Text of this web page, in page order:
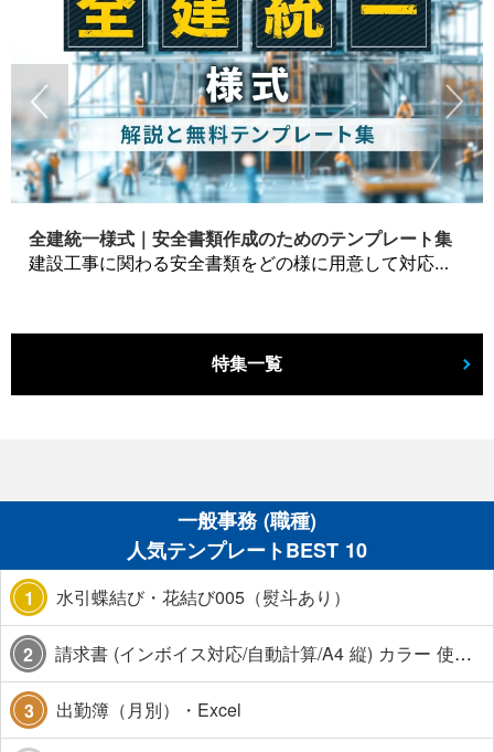
全建統一様式｜安全書類作成のためのテンプレート集
建設工事に関わる安全書類をどの様に用意して対応するか？関連書式テンプレートから書き方の注意点などの役立つコラムをbizoceanがお届けします。
特集一覧
一般事務 (職種)
人気テンプレートBEST 10
1 水引蝶結び・花結び005（熨斗あり）
2 請求書 (インボイス対応/自動計算/A4 縦) カラー 使い方解説あり
3 出勤簿（月別）・Excel